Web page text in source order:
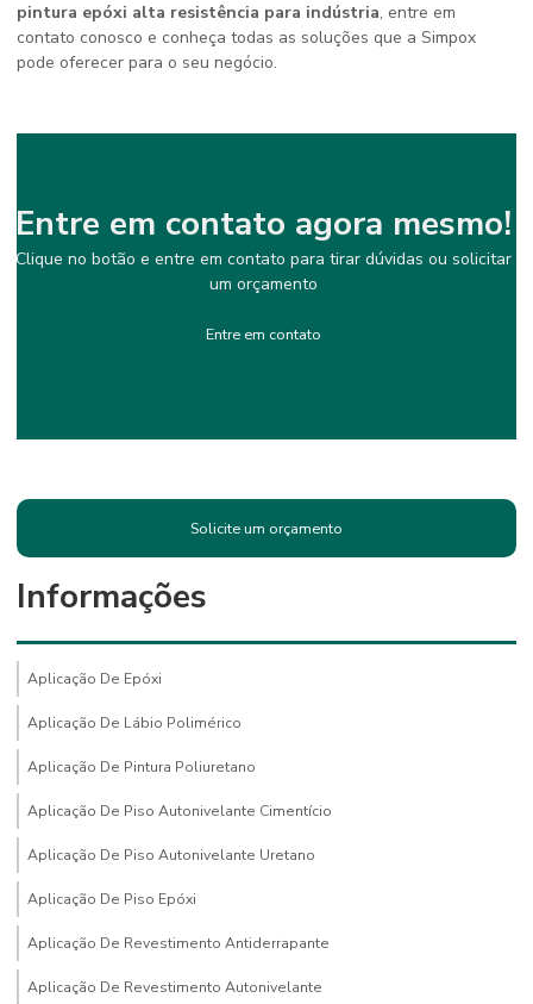
pintura epóxi alta resistência para indústria, entre em
contato conosco e conheça todas as soluções que a Simpox
pode oferecer para o seu negócio.
Entre em contato agora mesmo!
Clique no botão e entre em contato para tirar dúvidas ou solicitar
um orçamento
Entre em contato
Solicite um orçamento
Informações
Aplicação De Epóxi
Aplicação De Lábio Polimérico
Aplicação De Pintura Poliuretano
Aplicação De Piso Autonivelante Cimentício
Aplicação De Piso Autonivelante Uretano
Aplicação De Piso Epóxi
Aplicação De Revestimento Antiderrapante
Aplicação De Revestimento Autonivelante